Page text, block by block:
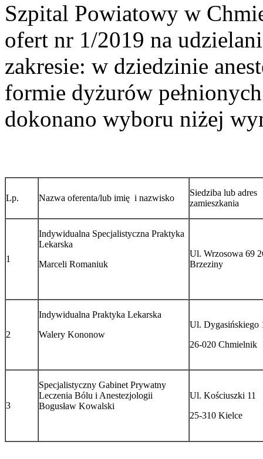
Szpital Powiatowy w
ofert nr 1/2019 na
zakresie: w dziedzinie
formie dyżurów
dokonano wyboru niżej
Lp. Nazwa oferenta/lub imię i nazwisko
Siedziba lub adres
zamieszkania
1
Indywidualna Specjalistyczna Praktyka
Lekarska
Marceli Romaniuk
Ul. Wrzosowa 69
Brzeziny
2
Indywidualna Praktyka Lekarska
Walery Kononow
Ul. Dygasińskiego
26-020 Chmielnik
3
Specjalistyczny Gabinet Prywatny
Leczenia Bólu i Anestezjologii
Bogusław Kowalski
Ul. Kościuszki 11
25-310 Kielce